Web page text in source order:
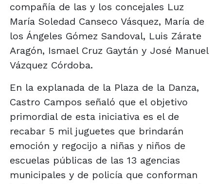
compañía de las y los concejales Luz
María Soledad Canseco Vásquez, María de
los Ángeles Gómez Sandoval, Luis Zárate
Aragón, Ismael Cruz Gaytán y José Manuel
Vázquez Córdoba.
En la explanada de la Plaza de la Danza,
Castro Campos señaló que el objetivo
primordial de esta iniciativa es el de
recabar 5 mil juguetes que brindarán
emoción y regocijo a niñas y niños de
escuelas públicas de las 13 agencias
municipales y de policía que conforman